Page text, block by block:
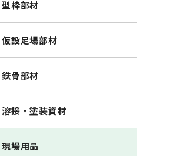
型枠部材
仮設足場部材
鉄骨部材
溶接・塗装資材
現場用品